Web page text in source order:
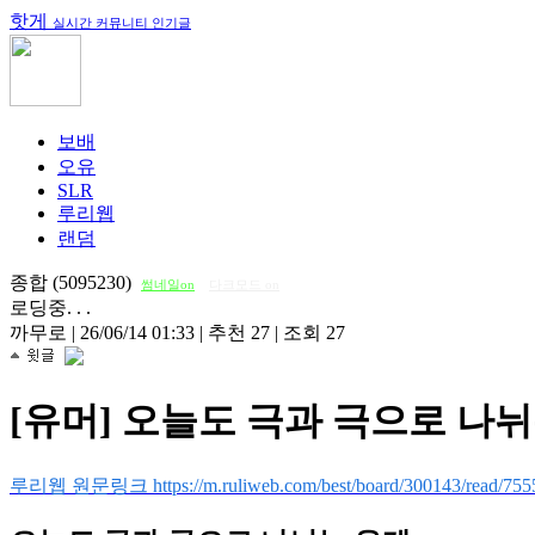
핫게 실시간 커뮤니티 인기글
보배
오유
SLR
루리웹
랜덤
종합 (5095230) 썸네일on
로딩중. . .
까무로 | 26/06/14 01:33 | 추천 27 | 조회 27
[유머] 오늘도 극과 극으로 나
루리웹 원문링크 https://m.ruliweb.com/best/board/300143/read/